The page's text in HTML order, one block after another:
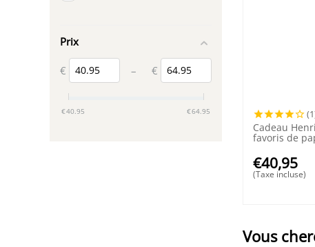
Cadeau
favoris de
€40,95
(Taxe incluse)
Vous
Prix
€ – €
‎€40.95 ‎€64.95